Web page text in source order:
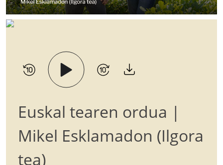
Euskal tearen ordua |
Mikel Esklamadon (Ilgora
tea)